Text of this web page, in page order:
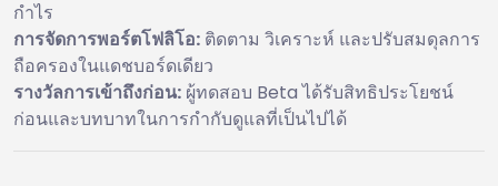
กำไร
การจัดการพอร์ตโฟลิโอ: ติดตาม วิเคราะห์ และปรับสมดุลการ
ถือครองในแดชบอร์ดเดียว
รางวัลการเข้าถึงก่อน: ผู้ทดสอบ Beta ได้รับสิทธิประโยชน์
ก่อนและบทบาทในการกำกับดูแลที่เป็นไปได้